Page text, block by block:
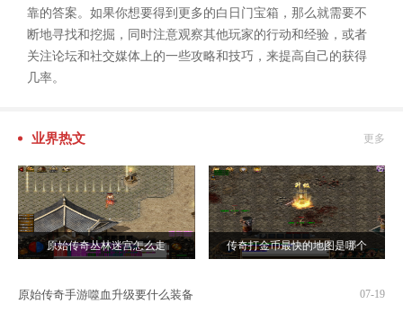
靠的答案。如果你想要得到更多的白日门宝箱，那么就需要不
断地寻找和挖掘，同时注意观察其他玩家的行动和经验，或者
关注论坛和社交媒体上的一些攻略和技巧，来提高自己的获得
几率。
业界热文 更多
原始传奇丛林迷宫怎么走 传奇打金币最快的地图是哪个
原始传奇手游噬血升级要什么装备 07-19